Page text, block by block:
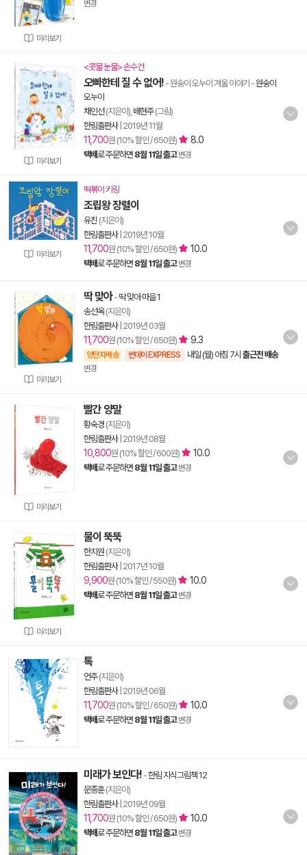
미리보기
변경
미리보기
<콧물 눈물> 손수건
오빠한테 질 수 없어! - 원숭이 오누이 겨울 이야기 -원숭이
오누이
채인선(지은이), 배현주(그림)
한림출판사| 2019년 11월
11,700원 (10% 할인 / 650원) 8.0
택배로 주문하면 8월 11일 출고 변경
미리보기
떡볶이 키링
조립왕 장렬이
유진 (지은이)
한림출판사| 2019년 10월
11,700원 (10% 할인 / 650원) 10.0
택배로 주문하면 8월 11일 출고 변경
미리보기
딱 맞아- 딱 맞아 마을 1
송선옥(지은이)
한림출판사| 2019년 03월
11,700원 (10% 할인 / 650원) 9.3
양탄자배송 썬데이 EXPRESS 내일 (월) 아침 7시 출근전 배송
변경
미리보기
빨간 양말
황숙경 (지은이)
한림출판사| 2019년 08월
10,800원 (10% 할인 / 600원) 10.0
택배로 주문하면 8월 11일 출고 변경
미리보기
물이 뚝뚝
한지원 (지은이)
한림출판사| 2017년 10월
9,900원 (10% 할인 / 550원) 10.0
택배로 주문하면 8월 11일 출고 변경
톡
언주(지은이)
한림출판사| 2019년 06월
11,700원 (10% 할인 / 650원) 10.0
택배로 주문하면 8월 11일 출고 변경
미래가 보인다! -한림 지식그림책 12
문종훈(지은이)
한림출판사| 2019년 09월
11,700원 (10% 할인 / 650원) 10.0
택배로 주문하면 8월 11일 출고 변경